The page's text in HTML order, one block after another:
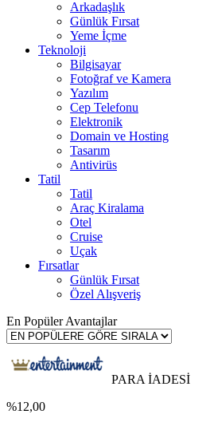
Arkadaşlık
Günlük Fırsat
Yeme İçme
Teknoloji
Bilgisayar
Fotoğraf ve Kamera
Yazılım
Cep Telefonu
Elektronik
Domain ve Hosting
Tasarım
Antivirüs
Tatil
Tatil
Araç Kiralama
Otel
Cruise
Uçak
Fırsatlar
Günlük Fırsat
Özel Alışveriş
En Popüler Avantajlar
PARA İADESİ
%12,00